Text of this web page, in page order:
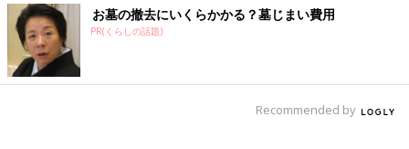
お墓の撤去にいくらかかる？墓じまい費用
PR(くらしの話題)
Recommended by